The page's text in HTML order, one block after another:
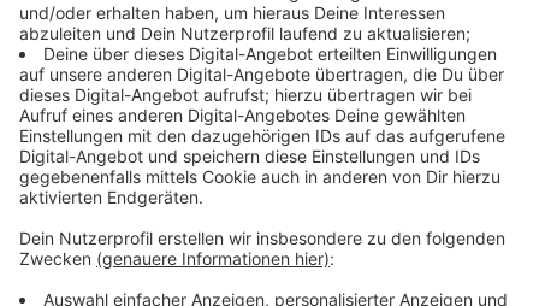
dann komplett gesperrt. Jetzt kommen Sie hier
wieder wie gewohnt durch. Die Polizei klärt noch die
Brandursache.
Anzeige